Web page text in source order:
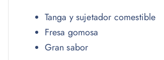
Tanga y sujetador comestible
Fresa gomosa
Gran sabor